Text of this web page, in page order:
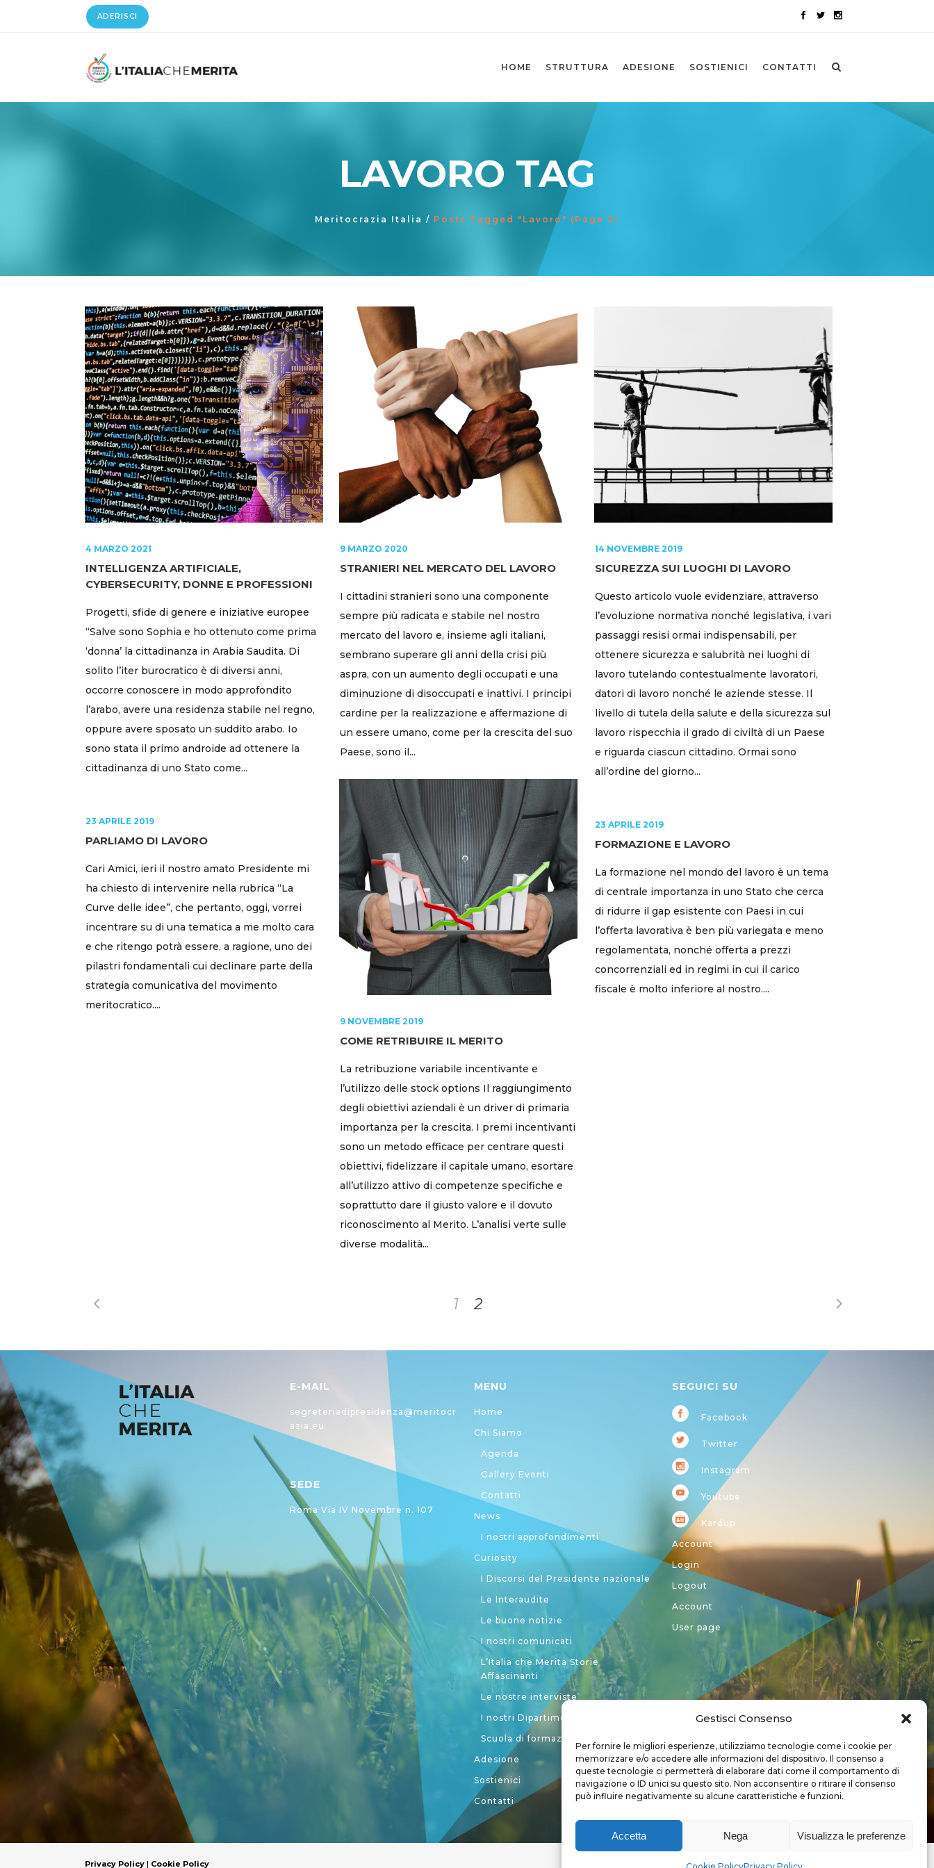
Gestisci Consenso
Per fornire le migliori esperienze, utilizziamo tecnologie come i cookie per
memorizzare e/o accedere alle informazioni del dispositivo. Il consenso a
queste tecnologie ci permetterà di elaborare dati come il comportamento di
navigazione o ID unici su questo sito. Non acconsentire o ritirare il consenso
può influire negativamente su alcune caratteristiche e funzioni.
Accetta Nega Visualizza le preferenze
ADERISCI
HOME STRUTTURA ADESIONE SOSTIENICI CONTATTI
LAVORO TAG
Meritocrazia Italia / Posts Tagged "Lavoro" (Page 2)
4 MARZO 2021
INTELLIGENZA ARTIFICIALE,
CYBERSECURITY, DONNE E PROFESSIONI
Progetti, sfide di genere e iniziative europee
“Salve sono Sophia e ho ottenuto come prima
‘donna’ la cittadinanza in Arabia Saudita. Di
solito l’iter burocratico è di diversi anni,
occorre conoscere in modo approfondito
l’arabo, avere una residenza stabile nel regno,
oppure avere sposato un suddito arabo. Io
sono stata il primo androide ad ottenere la
cittadinanza di uno Stato come...
9 MARZO 2020
STRANIERI NEL MERCATO DEL LAVORO
I cittadini stranieri sono una componente
sempre più radicata e stabile nel nostro
mercato del lavoro e, insieme agli italiani,
sembrano superare gli anni della crisi più
aspra, con un aumento degli occupati e una
diminuzione di disoccupati e inattivi. I principi
cardine per la realizzazione e affermazione di
un essere umano, come per la crescita del suo
Paese, sono il...
14 NOVEMBRE 2019
SICUREZZA SUI LUOGHI DI LAVORO
Questo articolo vuole evidenziare, attraverso
l’evoluzione normativa nonché legislativa, i vari
passaggi resisi ormai indispensabili, per
ottenere sicurezza e salubrità nei luoghi di
lavoro tutelando contestualmente lavoratori,
datori di lavoro nonché le aziende stesse. Il
livello di tutela della salute e della sicurezza sul
lavoro rispecchia il grado di civiltà di un Paese
e riguarda ciascun cittadino. Ormai sono
all’ordine del giorno...
9 NOVEMBRE 2019
COME RETRIBUIRE IL MERITO
La retribuzione variabile incentivante e
l’utilizzo delle stock options Il raggiungimento
degli obiettivi aziendali è un driver di primaria
importanza per la crescita. I premi incentivanti
sono un metodo efficace per centrare questi
obiettivi, fidelizzare il capitale umano, esortare
all’utilizzo attivo di competenze specifiche e
soprattutto dare il giusto valore e il dovuto
riconoscimento al Merito. L’analisi verte sulle
diverse modalità...
23 APRILE 2019
PARLIAMO DI LAVORO
Cari Amici, ieri il nostro amato Presidente mi
ha chiesto di intervenire nella rubrica “La
Curve delle idee”, che pertanto, oggi, vorrei
incentrare su di una tematica a me molto cara
e che ritengo potrà essere, a ragione, uno dei
pilastri fondamentali cui declinare parte della
strategia comunicativa del movimento
meritocratico....
23 APRILE 2019
FORMAZIONE E LAVORO
La formazione nel mondo del lavoro è un tema
di centrale importanza in uno Stato che cerca
di ridurre il gap esistente con Paesi in cui
l’offerta lavorativa è ben più variegata e meno
regolamentata, nonché offerta a prezzi
concorrenziali ed in regimi in cui il carico
fiscale è molto inferiore al nostro....
1 2
E-MAIL
segreteriadipresidenza@meritocr
azia.eu
SEDE
Roma Via IV Novembre n. 107
MENU
Home
Chi Siamo
Agenda
Gallery Eventi
Contatti
News
I nostri approfondimenti
Curiosity
I Discorsi del Presidente nazionale
Le Interaudite
Le buone notizie
I nostri comunicati
L’Italia che Merita Storie
Affascinanti
Le nostre interviste
I nostri Dipartimenti
Scuola di formazione politica CREA
Adesione
Sostienici
Contatti
SEGUICI SU
Facebook
Twitter
Instagram
Youtube
Kardup
Account
Login
Logout
Account
User page
Privacy Policy | Cookie Policy Copyright 2018 - Tutti i diritti sono riservati